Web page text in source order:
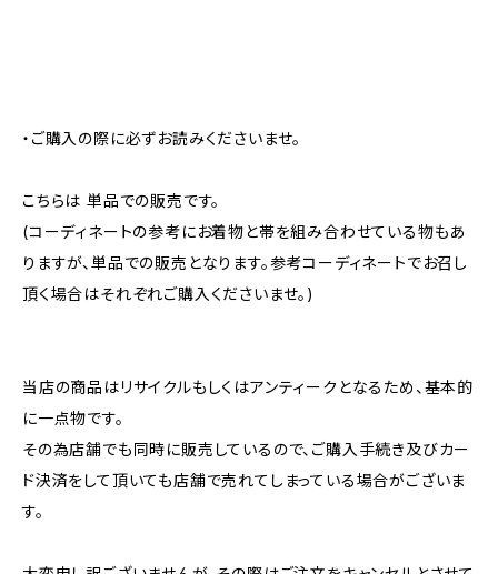
・ご購入の際に必ずお読みくださいませ。
こちらは 単品での販売です。
(コーディネートの参考にお着物と帯を組み合わせている物もあ
りますが、単品での販売となります。参考コーディネートでお召し
頂く場合はそれぞれご購入くださいませ。)
当店の商品はリサイクルもしくはアンティークとなるため、基本的
に一点物です。
その為店舗でも同時に販売しているので、ご購入手続き及びカー
ド決済をして頂いても店舗で売れてしまっている場合がございま
す。